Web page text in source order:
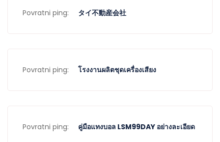
Povratni ping: タイ不動産会社
Povratni ping: โรงงานผลิตชุดเครื่องเสียง
Povratni ping: คู่มือแทงบอล LSM99DAY อย่างละเอียด